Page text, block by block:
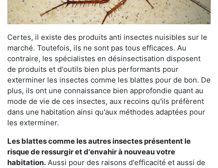
Certes, il existe des produits anti insectes nuisibles sur le
marché. Toutefois, ils ne sont pas tous efficaces. Au
contraire, les spécialistes en désinsectisation disposent
de produits et d'outils bien plus performants pour
exterminer les insectes comme les blattes pour de bon. De
plus, ils ont une connaissance bien approfondie quant au
mode de vie de ces insectes, aux recoins qu'ils préfèrent
dans une habitation ainsi qu'aux méthodes adaptées pour
les exterminer.
Les blattes comme les autres insectes présentent le
risque de ressurgir et d'envahir à nouveau votre
habitation. Aussi pour des raisons d'efficacité et aussi de